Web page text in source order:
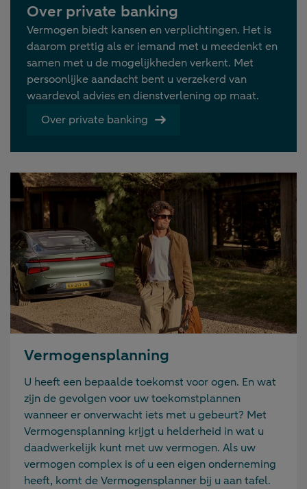
Over private banking
Vermogen biedt kansen en verplichtingen. Het is
daarom prettig als er iemand met u meedenkt en
samen met u de mogelijkheden verkent. Met
persoonlijke aandacht bent u verzekerd van
waardevol advies en dienstverlening op maat.
Over private banking
Vermogensplanning
U heeft een bepaalde toekomst voor ogen. En wat
zijn de gevolgen voor uw toekomstplannen
wanneer er onverwacht iets met u gebeurt? Met
Vermogensplanning krijgt u helderheid in wat u
daadwerkelijk kunt met uw vermogen. Als uw
vermogen complex is of u een eigen onderneming
heeft, komt de Vermogensplanner bij u aan tafel.